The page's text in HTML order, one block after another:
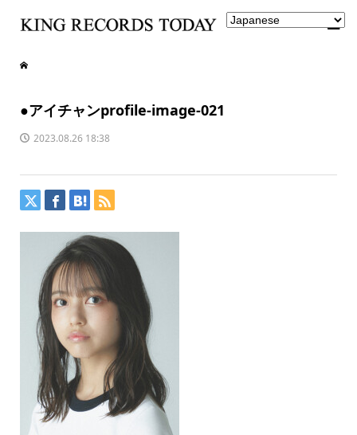
●アイチャンprofile-image-021
2023.08.26 18:38